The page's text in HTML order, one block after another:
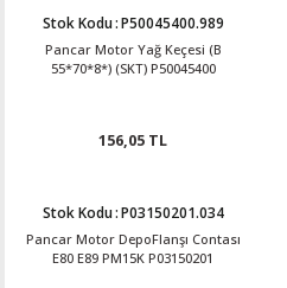
Stok Kodu:P50045400.989
Pancar Motor Yağ Keçesi (B
55*70*8*) (SKT) P50045400
156,05 TL
Stok Kodu:P03150201.034
Pancar Motor DepoFlanşı Contası
E80 E89 PM15K P03150201